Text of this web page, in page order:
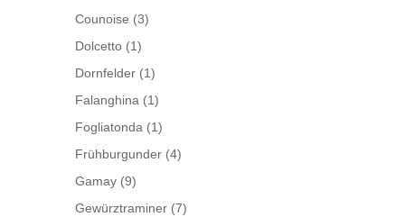
Counoise (3)
Dolcetto (1)
Dornfelder (1)
Falanghina (1)
Fogliatonda (1)
Frühburgunder (4)
Gamay (9)
Gewürztraminer (7)